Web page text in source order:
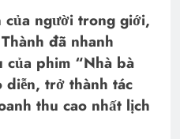
người trong giới,
đã nhanh
của phim “Nhà bà
diễn, trở thành tác
thu cao nhất lịch